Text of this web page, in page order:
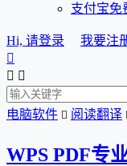
支付宝免
Hi, 请登录 我要注

 
电脑软件  阅读翻译
WPS PDF专